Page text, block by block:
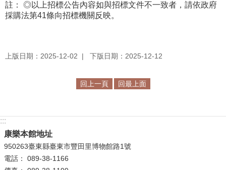
註： ◎以上招標公告內容如與招標文件不一致者，請依政府
採購法第41條向招標機關反映。
上版日期：2025-12-02 下版日期：2025-12-12
回上一頁 回最上面
:::
康樂本館地址
950263臺東縣臺東市豐田里博物館路1號
電話： 089-38-1166